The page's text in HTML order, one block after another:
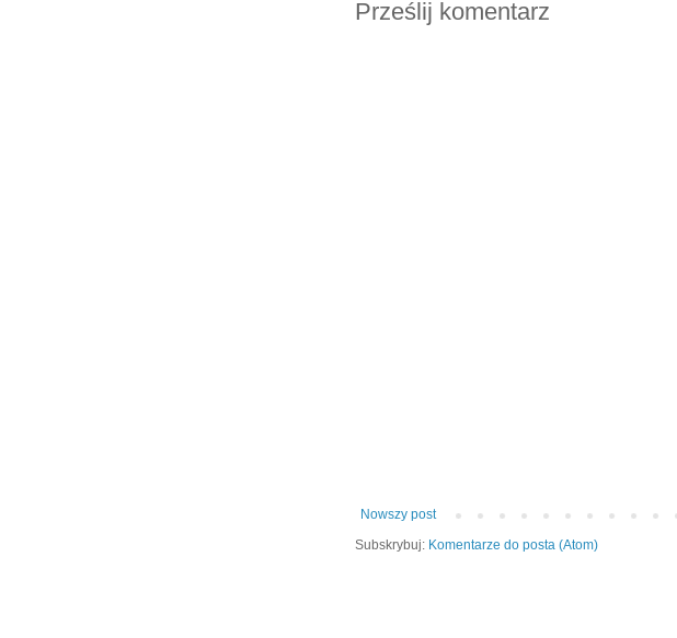
Prześlij komentarz
Nowszy post
Subskrybuj: Komentarze do posta (Atom)